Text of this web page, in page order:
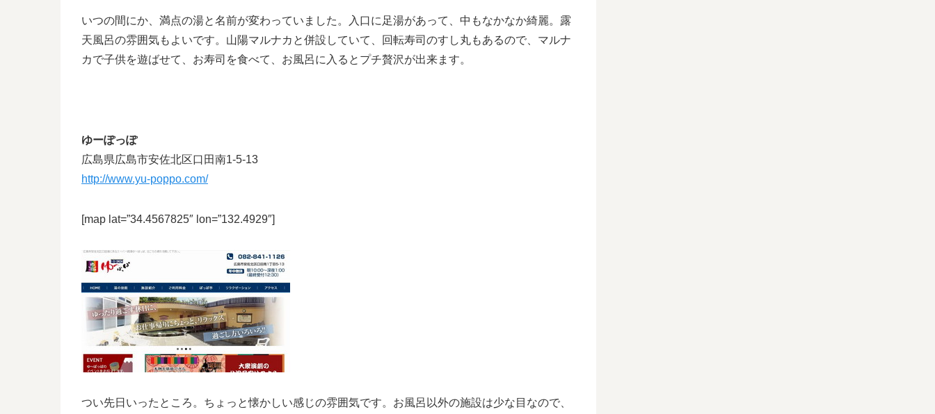
いつの間にか、満点の湯と名前が変わっていました。入口に足湯があって、中もなかなか綺麗。露
天風呂の雰囲気もよいです。山陽マルナカと併設していて、回転寿司のすし丸もあるので、マルナ
カで子供を遊ばせて、お寿司を食べて、お風呂に入るとプチ贅沢が出来ます。
ゆーぽっぽ
広島県広島市安佐北区口田南1-5-13
http://www.yu-poppo.com/
[map lat=”34.4567825″ lon=”132.4929″]
つい先日いったところ。ちょっと懐かしい感じの雰囲気です。お風呂以外の施設は少な目なので、